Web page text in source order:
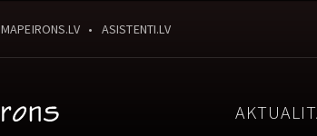
MAPEIRONS.LV ASISTENTI.LV